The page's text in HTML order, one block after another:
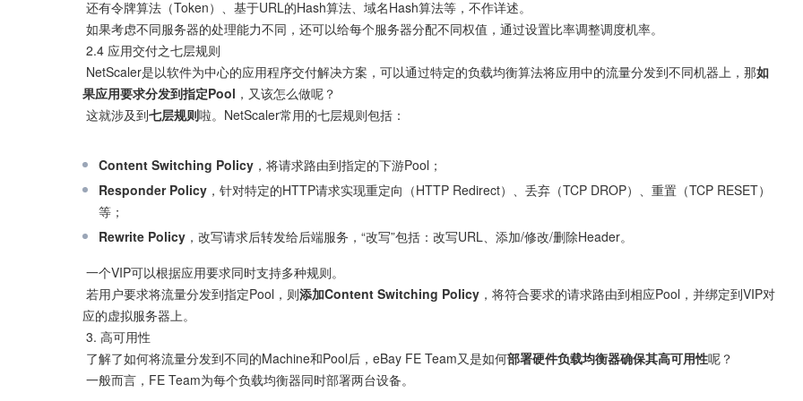
NetScaler是以软件为中心的应用程序交付解决方案，可以通过特定的负载均衡算法将应用中的流量分发到不同机器上，那如
果应用要求分发到指定Pool ，又该怎么做呢？
这就涉及到七层规则啦。NetScaler常用的七层规则包括：
Content Switching Policy ，将请求路由到指定的下游Pool；
Responder Policy ，针对特定的HTTP请求实现重定向（HTTP Redirect）、丢弃（TCP DROP）、重置（TCP RESET）
等；
Rewrite Policy ，改写请求后转发给后端服务，“改写”包括：改写URL、添加/修改/删除Header。
若用户要求将流量分发到指定Pool，则添加Content Switching Policy ，将符合要求的请求路由到相应Pool，并绑定到VIP对
应的虚拟服务器上。
了解了如何将流量分发到不同的Machine和Pool后，eBay FE Team又是如何部署硬件负载均衡器确保其高可用性呢？